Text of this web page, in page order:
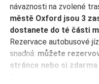
návaznosti na zvolené
městě Oxford jsou 3
dostanete do té části
Rezervace autobusové
snadná: můžete
stránce nebo si zdarma